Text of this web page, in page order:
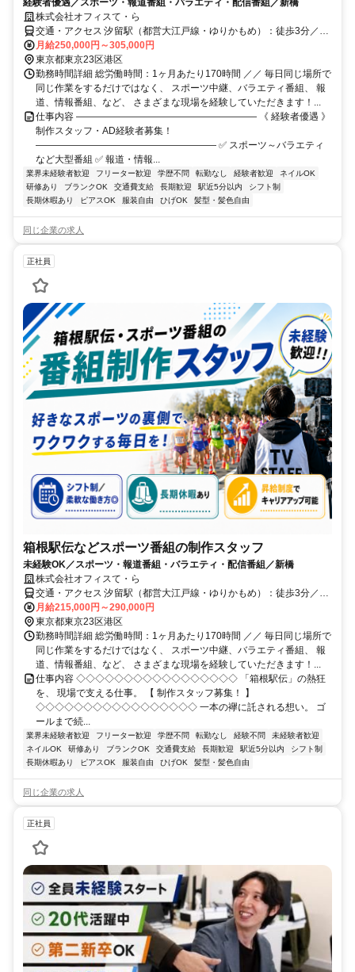
株式会社オフィスて・ら
交通・アクセス 汐留駅（都営大江戸線・ゆりかもめ）：徒歩3分／新
橋駅（JR山手線・東京メトロ銀座線・都営浅草線）：徒歩5分
月給250,000円～305,000円
東京都東京23区港区
勤務時間詳細 総労働時間：1ヶ月あたり170時間 ／／ 毎日同じ場所で
同じ作業をするだけではなく、 スポーツ中継、バラエティ番組、 報
道、情報番組、など、 さまざまな現場を経験していただきます！...
仕事内容 ――――――――――――――――――― 《 経験者優遇 》
制作スタッフ・AD経験者募集！
――――――――――――――――――― ✅ スポーツ～バラエティ
など大型番組 ✅ 報道・情報...
業界未経験者歓迎 フリーター歓迎 学歴不問 転勤なし 経験者歓迎
ネイルOK
研修あり
ブランクOK 交通費支給 長期歓迎 駅近5分以内
シフト制
長期休暇あり
ピアスOK 服装自由 ひげOK 髪型・髪色自由
同じ企業の求人
正社員
箱根駅伝などスポーツ番組の制作スタッフ
未経験OK／スポーツ・報道番組・バラエティ・配信番組／新橋
株式会社オフィスて・ら
交通・アクセス 汐留駅（都営大江戸線・ゆりかもめ）：徒歩3分／新
橋駅（JR山手線・東京メトロ銀座線・都営浅草線）：徒歩5分
月給215,000円～290,000円
東京都東京23区港区
勤務時間詳細 総労働時間：1ヶ月あたり170時間 ／／ 毎日同じ場所で
同じ作業をするだけではなく、 スポーツ中継、バラエティ番組、 報
道、情報番組、など、 さまざまな現場を経験していただきます！...
仕事内容 ◇◇◇◇◇◇◇◇◇◇◇◇◇◇◇◇◇ 「箱根駅伝」の熱狂
を、 現場で支える仕事。 【 制作スタッフ募集！ 】
◇◇◇◇◇◇◇◇◇◇◇◇◇◇◇◇◇ 一本の襷に託される想い。 ゴ
ールまで続...
業界未経験者歓迎 フリーター歓迎 学歴不問 転勤なし 経験不問
未経験者歓迎
ネイルOK
研修あり ブランクOK 交通費支給 長期歓迎 駅近5分以内
シフト制
長期休暇あり
ピアスOK 服装自由 ひげOK 髪型・髪色自由
同じ企業の求人
正社員